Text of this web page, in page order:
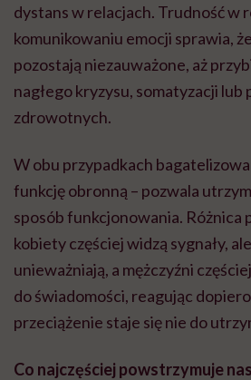
dystans w relacjach. Trudność w
komunikowaniu emocji sprawia,
pozostają niezauważone, aż
nagłego kryzysu, somatyzacji
zdrowotnych.
W obu przypadkach
funkcję obronną – pozwala
sposób funkcjonowania. Różnica
kobiety częściej widzą sygnały,
unieważniają, a mężczyźni
do świadomości, reagując
przeciążenie staje się nie do
Co najczęściej powstrzymuje